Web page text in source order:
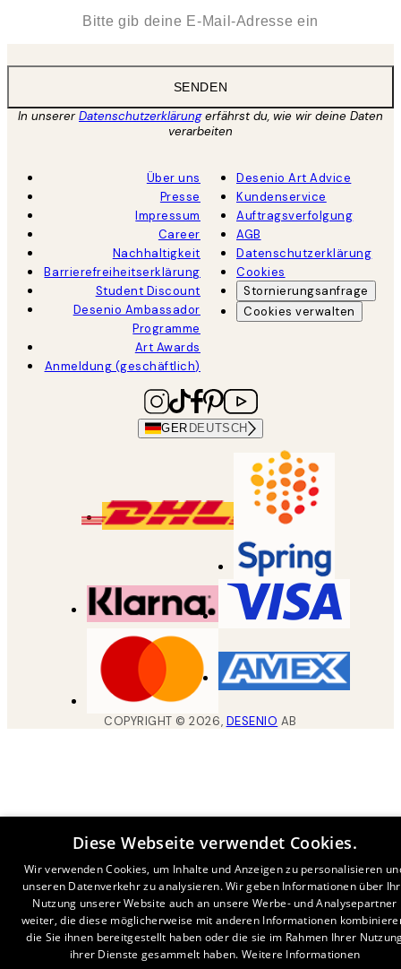
SENDEN
In unsererDatenschutzerklärungerfährst du, wie wir deine Daten
verarbeiten
Über uns
Presse
Impressum
Career
Nachhaltigkeit
Barrierefreiheitserklärung
Student Discount
Desenio Ambassador
Programme
Art Awards
Anmeldung (geschäftlich)
Desenio Art Advice
Kundenservice
Auftragsverfolgung
AGB
Datenschutzerklärung
Cookies
Stornierungsanfrage
Cookies verwalten
GER DEUTSCH
COPYRIGHT ©2026, DESENIO AB
Diese Webseite verwendet Cookies.
Wir verwenden Cookies, um Inhalte und Anzeigen zu personalisieren
unseren Datenverkehr zu analysieren. Wir geben Informationen über
Nutzung unserer Website auch an unsere Werbe- und Analysepartner
weiter, die diese möglicherweise mit anderen Informationen
die Sie ihnen bereitgestellt haben oder die sie im Rahmen Ihrer
ihrer Dienste gesammelt haben. Weitere Informationen